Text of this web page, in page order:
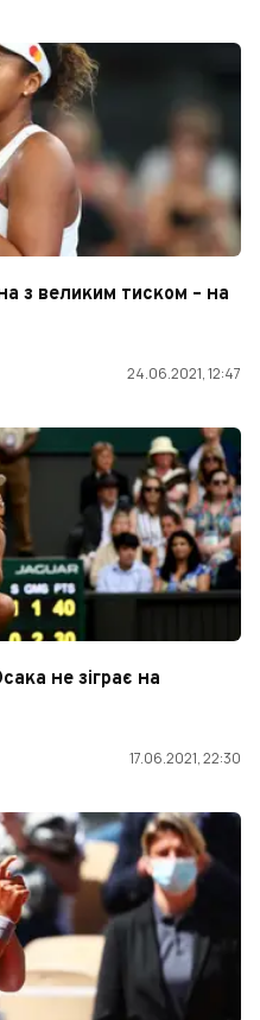
з великим тиском – на
24.06.2021, 12:47
не зіграє на
17.06.2021, 22:30